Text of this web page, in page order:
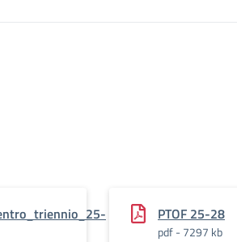
PTOF 25-28
pdf - 7297 kb